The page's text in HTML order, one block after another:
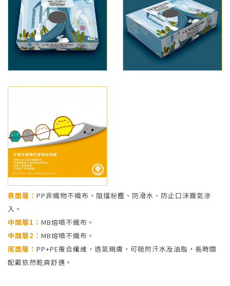
表面層： PP非織物不織布，阻擋粉塵、防潑水、防止口沫霧氣滲
入。
中間層1： MB熔噴不織布。
中間層2： MB熔噴不織布。
底面層： PP+PE複合纖維，透氣親膚，可吸附汗水及油脂，長時間
配戴依然乾爽舒適。